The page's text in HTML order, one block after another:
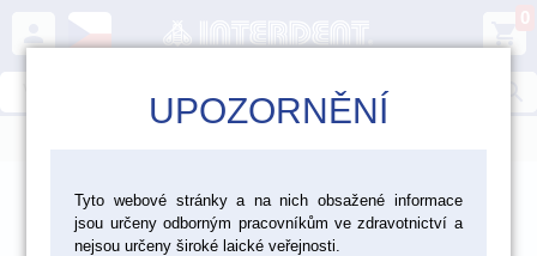
person shopping_cart
0
> Laboratoř > Materiály pro fazetování a inleje >
Kovokeramika Vita > Vita VMK Master
UPOZORNĚNÍ
Tyto webové stránky a na nich obsažené informace
jsou určeny odborným pracovníkům ve zdravotnictví a
nejsou určeny široké laické veřejnosti.